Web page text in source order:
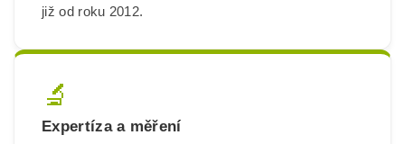
již od roku 2012.
🔬
Expertíza a měření